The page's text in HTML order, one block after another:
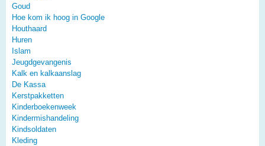
Goud
Hoe kom ik hoog in Google
Houthaard
Huren
Islam
Jeugdgevangenis
Kalk en kalkaanslag
De Kassa
Kerstpakketten
Kinderboekenweek
Kindermishandeling
Kindsoldaten
Kleding